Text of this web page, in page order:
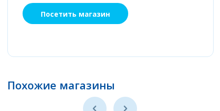
Посетить магазин
Похожие магазины